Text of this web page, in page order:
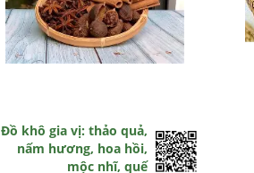
Đồ khô gia vị: thảo quả,
nấm hương, hoa hồi,
mộc nhĩ, quế